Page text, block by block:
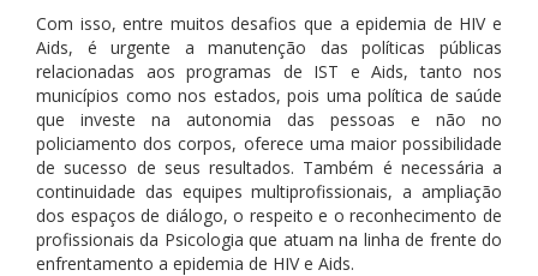
Com isso, entre muitos desafios que a epidemia de HIV e
Aids, é urgente a manutenção das políticas públicas
relacionadas aos programas de IST e Aids, tanto nos
municípios como nos estados, pois uma política de saúde
que investe na autonomia das pessoas e não no
policiamento dos corpos, oferece uma maior possibilidade
de sucesso de seus resultados. Também é necessária a
continuidade das equipes multiprofissionais, a ampliação
dos espaços de diálogo, o respeito e o reconhecimento de
profissionais da Psicologia que atuam na linha de frente do
enfrentamento a epidemia de HIV e Aids.